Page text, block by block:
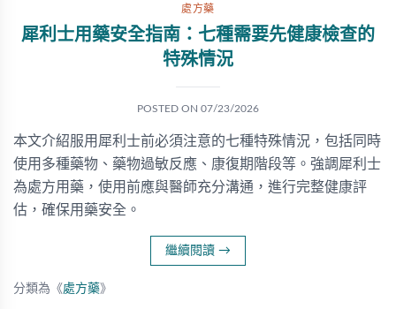
處方藥
犀利士用藥安全指南：七種需要先健康檢查的
特殊情況
POSTED ON 07/23/2026
本文介紹服用犀利士前必須注意的七種特殊情況，包括同時
使用多種藥物、藥物過敏反應、康復期階段等。強調犀利士
為處方用藥，使用前應與醫師充分溝通，進行完整健康評
估，確保用藥安全。
繼續閱讀 →
分類為《處方藥》